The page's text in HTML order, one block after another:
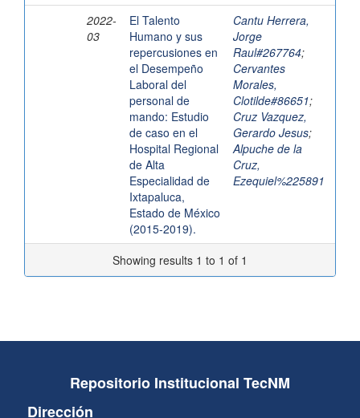
2022-
03
El Talento
Humano y sus
repercusiones en
el Desempeño
Laboral del
personal de
mando: Estudio
de caso en el
Hospital Regional
de Alta
Especialidad de
Ixtapaluca,
Estado de México
(2015-2019).
Cantu Herrera,
Jorge
Raul#267764;
Cervantes
Morales,
Clotilde#86651;
Cruz Vazquez,
Gerardo Jesus;
Alpuche de la
Cruz,
Ezequiel%225891
Showing results 1 to 1 of 1
Repositorio Institucional TecNM
Dirección